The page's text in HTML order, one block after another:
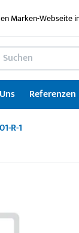
Marken-Webseite
Referenzen
R-1